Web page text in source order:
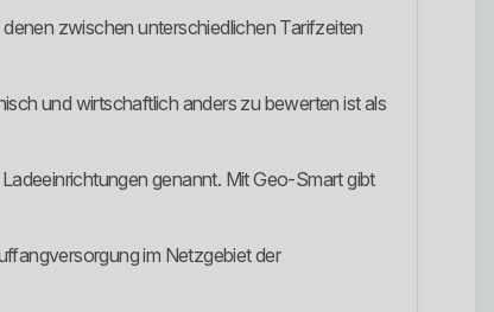
zwischen unterschiedlichen Tarifzeiten
und wirtschaftlich anders zu bewerten ist als
genannt. Mit Geo-Smart gibt
im Netzgebiet der